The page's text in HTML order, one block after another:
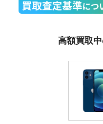
高額買取